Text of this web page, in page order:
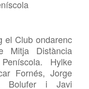
el Club ondarenc
Mitja Distància
Hylke
Fornés, Jorge
Bolufer i Javi